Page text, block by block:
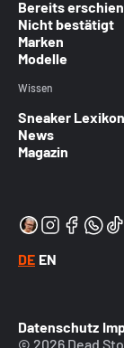
Bereits
Nicht bestätigt
Marken
Modelle
Wissen
Sneaker Lexikon
News
Magazin
DE EN
Datenschutz
© 2026 Dead